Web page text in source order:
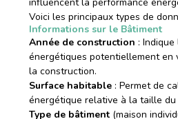
Voici les principaux types de
Informations sur le Bâtiment
Année de construction :
énergétiques potentiellement en
la construction.
Surface habitable : Permet de
énergétique relative à la taille du
Type de bâtiment (maison